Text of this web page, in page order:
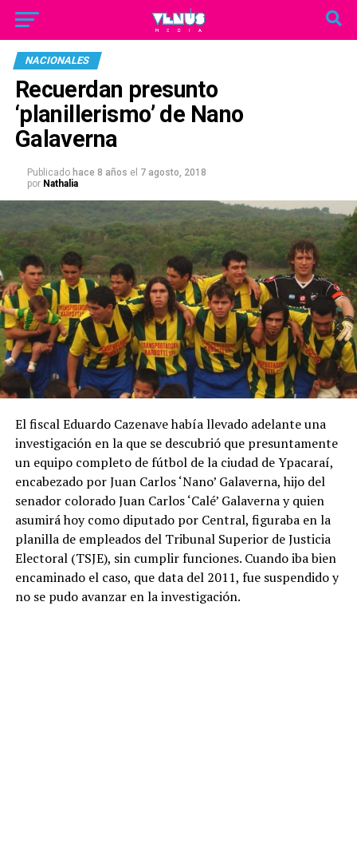
NACIONALES
Recuerdan presunto
‘planillerismo’ de Nano
Galaverna
Publicado hace 8 años el 7 agosto, 2018
por Nathalia
El fiscal Eduardo Cazenave había llevado adelante una
investigación en la que se descubrió que presuntamente
un equipo completo de fútbol de la ciudad de Ypacaraí,
encabezado por Juan Carlos ‘Nano’ Galaverna, hijo del
senador colorado Juan Carlos ‘Calé’ Galaverna y quien
asumirá hoy como diputado por Central, figuraba en la
planilla de empleados del Tribunal Superior de Justicia
Electoral (TSJE), sin cumplir funciones. Cuando iba bien
encaminado el caso, que data del 2011, fue suspendido y
no se pudo avanzar en la investigación.